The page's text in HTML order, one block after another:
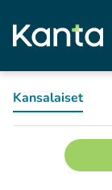
Kansalaiset